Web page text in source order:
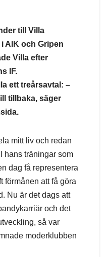
till Villa
AIK och Gripen
Villa efter
IF.
ett treårsavtal: –
tillbaka, säger
mitt liv och redan
hans träningar som
dag få representera
förmånen att få göra
Nu är det dags att
och det
så var
moderklubben